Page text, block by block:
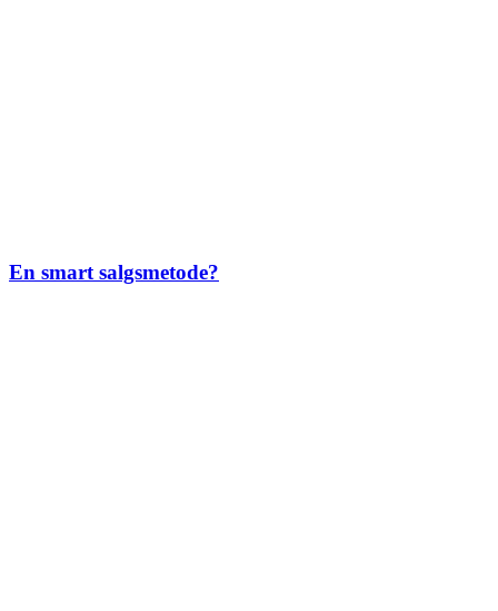
En smart salgsmetode?